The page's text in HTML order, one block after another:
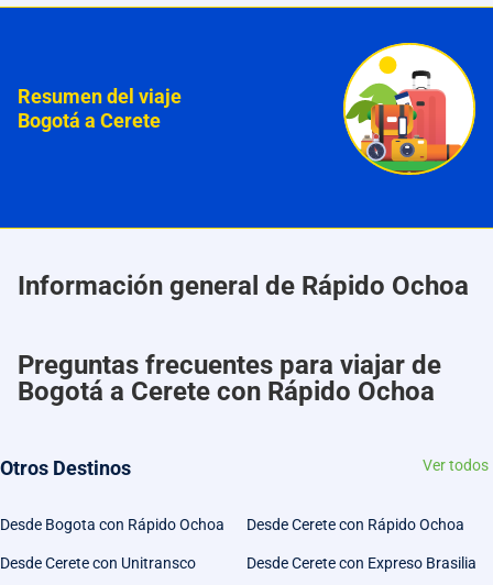
Resumen del viaje
Bogotá a Cerete
Información general de Rápido Ochoa
Preguntas frecuentes para viajar de
Bogotá a Cerete con Rápido Ochoa
Otros Destinos Ver todos
Desde Bogota con Rápido Ochoa Desde Cerete con Rápido Ochoa
Desde Cerete con Unitransco Desde Cerete con Expreso Brasilia